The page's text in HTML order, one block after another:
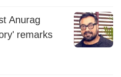
Anurag
remarks